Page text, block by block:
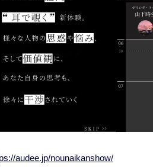
audee.jp/nounaikanshow/